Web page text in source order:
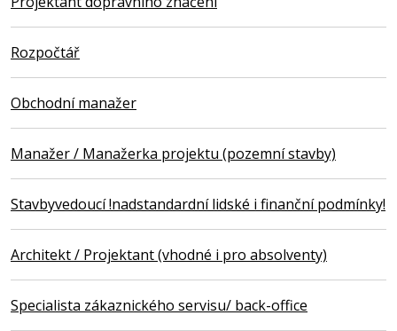
Rozpočtář
Obchodní manažer
Manažer / Manažerka projektu (pozemní stavby)
Stavbyvedoucí !nadstandardní lidské i finanční podmínky!
Architekt / Projektant (vhodné i pro absolventy)
Specialista zákaznického servisu/ back-office